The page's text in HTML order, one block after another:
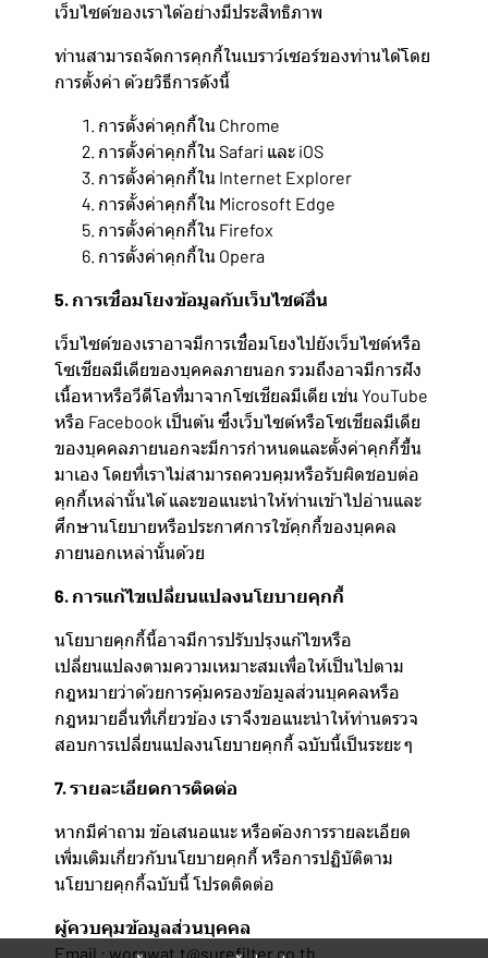
เว็บไซต์ของเราได้อย่างมีประสิทธิภาพ
ท่านสามารถจัดการคุกกี้ในเบราว์เซอร์ของท่านได้โดย
การตั้งค่า ด้วยวิธีการดังนี้
การตั้งค่าคุกกี้ใน Chrome
การตั้งค่าคุกกี้ใน Safari และ iOS
การตั้งค่าคุกกี้ใน Internet Explorer
การตั้งค่าคุกกี้ใน Microsoft Edge
การตั้งค่าคุกกี้ใน Firefox
การตั้งค่าคุกกี้ใน Opera
5. การเชื่อมโยงข้อมูลกับเว็บไซต์อื่น
เว็บไซต์ของเราอาจมีการเชื่อมโยงไปยังเว็บไซต์หรือ
โซเชียลมีเดียของบุคคลภายนอก รวมถึงอาจมีการฝัง
เนื้อหาหรือวีดีโอที่มาจากโซเชียลมีเดีย เช่น YouTube
หรือ Facebook เป็นต้น ซึ่งเว็บไซต์หรือโซเชียลมีเดีย
ของบุคคลภายนอกจะมีการกำหนดและตั้งค่าคุกกี้ขึ้น
มาเอง โดยที่เราไม่สามารถควบคุมหรือรับผิดชอบต่อ
คุกกี้เหล่านั้นได้ และขอแนะนำให้ท่านเข้าไปอ่านและ
ศึกษานโยบายหรือประกาศการใช้คุกกี้ของบุคคล
ภายนอกเหล่านั้นด้วย
6. การแก้ไขเปลี่ยนแปลงนโยบายคุกกี้
นโยบายคุกกี้นี้อาจมีการปรับปรุงแก้ไขหรือ
เปลี่ยนแปลงตามความเหมาะสมเพื่อให้เป็นไปตาม
กฎหมายว่าด้วยการคุ้มครองข้อมูลส่วนบุคคลหรือ
กฎหมายอื่นที่เกี่ยวข้อง เราจึงขอแนะนำให้ท่านตรวจ
สอบการเปลี่ยนแปลงนโยบายคุกกี้ ฉบับนี้เป็นระยะ ๆ
7. รายละเอียดการติดต่อ
หากมีคำถาม ข้อเสนอแนะ หรือต้องการรายละเอียด
เพิ่มเติมเกี่ยวกับนโยบายคุกกี้ หรือการปฏิบัติตาม
นโยบายคุกกี้ฉบับนี้ โปรดติดต่อ
ผู้ควบคุมข้อมูลส่วนบุคคล
Email : worawat.t@surefilter.co.th